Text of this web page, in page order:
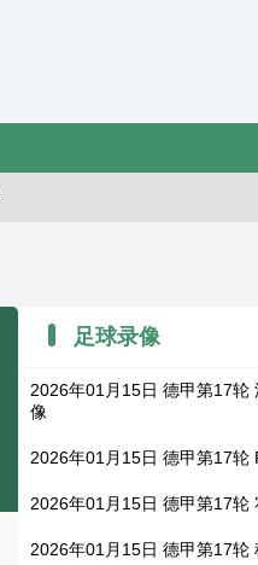
足球录像
2026年01月15日 德甲第17轮
像
2026年01月15日 德甲第17轮
2026年01月15日 德甲第17轮
2026年01月15日 德甲第17轮